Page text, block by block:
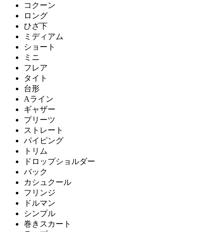
コクーン
ロング
ひざ下
ミディアム
ショート
ミニ
フレア
タイト
台形
Aライン
ギャザー
プリーツ
ストレート
パイピング
トリム
ドロップショルダー
バック
カシュクール
フリンジ
ドルマン
シンプル
巻きスカート